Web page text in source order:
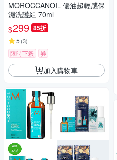
MOROCCANOIL 優油超輕感保
濕洗護組 70ml
$299 85折
5 (3)
限時下殺 券
加入購物車